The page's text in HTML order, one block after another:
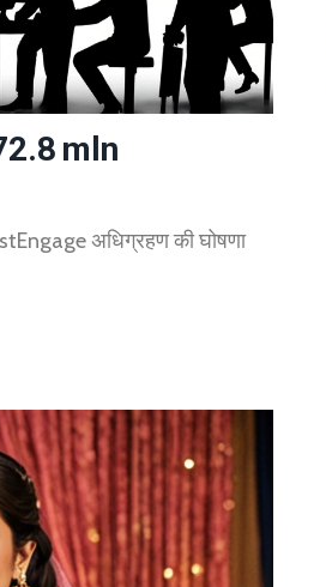
mln
अधिग्रहण की घोषणा